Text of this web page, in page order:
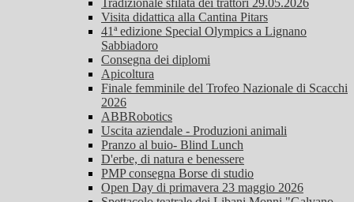
Tradizionale sfilata dei trattori 29.05.2026
Visita didattica alla Cantina Pitars
41ª edizione Special Olympics a Lignano
Sabbiadoro
Consegna dei diplomi
Apicoltura
Finale femminile del Trofeo Nazionale di Scacchi
2026
ABBRobotics
Uscita aziendale - Produzioni animali
Pranzo al buio- Blind Lunch
D'erbe, di natura e benessere
PMP consegna Borse di studio
Open Day di primavera 23 maggio 2026